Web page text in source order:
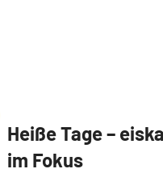
Heiße Tage –
im Fokus